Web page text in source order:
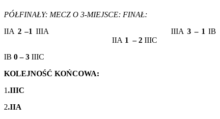
PÓŁFINAŁY: MECZ O 3-MIEJSCE: FINAŁ:
IIA2 –1 IIIA IIIA3 – 1IB
IIA 1 – 2 IIIC
IB 0 – 3 IIIC
KOLEJNOŚĆ KOŃCOWA:
1.IIIC
2.IIA